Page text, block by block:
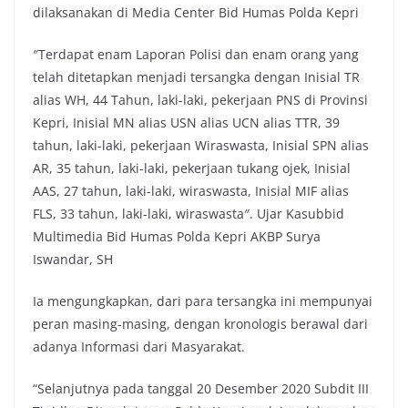
dilaksanakan di Media Center Bid Humas Polda Kepri
″Terdapat enam Laporan Polisi dan enam orang yang
telah ditetapkan menjadi tersangka dengan Inisial TR
alias WH, 44 Tahun, laki-laki, pekerjaan PNS di Provinsi
Kepri, Inisial MN alias USN alias UCN alias TTR, 39
tahun, laki-laki, pekerjaan Wiraswasta, Inisial SPN alias
AR, 35 tahun, laki-laki, pekerjaan tukang ojek, Inisial
AAS, 27 tahun, laki-laki, wiraswasta, Inisial MIF alias
FLS, 33 tahun, laki-laki, wiraswasta″. Ujar Kasubbid
Multimedia Bid Humas Polda Kepri AKBP Surya
Iswandar, SH
Ia mengungkapkan, dari para tersangka ini mempunyai
peran masing-masing, dengan kronologis berawal dari
adanya Informasi dari Masyarakat.
“Selanjutnya pada tanggal 20 Desember 2020 Subdit III